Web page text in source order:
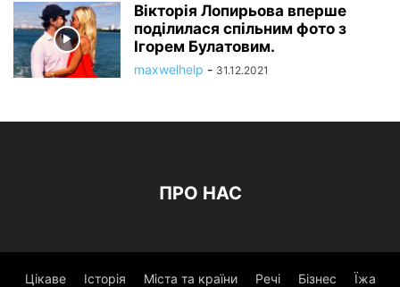
Вікторія Лопирьова вперше
поділилася спільним фото з
Ігорем Булатовим.
maxwelhelp - 31.12.2021
ПРО НАС
Цікаве Історія Міста та країни Речі Бізнес Їжа